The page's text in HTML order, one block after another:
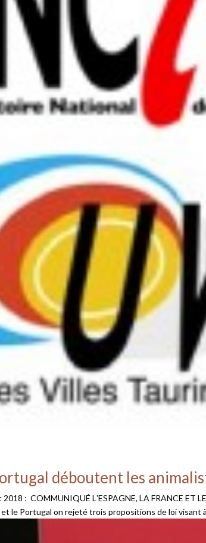
déboutent les
: COMMUNIQUÉ LʼESPAGNE, LA FRANCE ET
le Portugal on rejeté trois propositions de loi visant